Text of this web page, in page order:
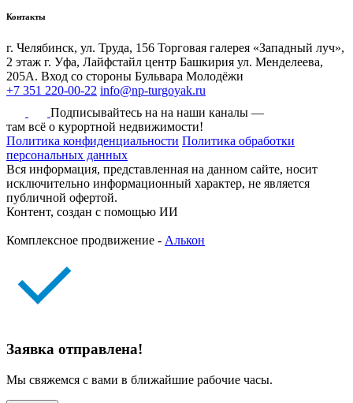
Контакты
г. Челябинск, ул. Труда, 156 Торговая галерея «Западный луч»,
2 этаж г. Уфа, Лайфстайл центр Башкирия ул. Менделеева,
205А. Вход со стороны Бульвара Молодёжи
+7 351 220-00-22 info@np-turgoyak.ru
Подписывайтесь на на наши каналы —
там всё о курортной недвижимости!
Политика конфиденциальности Политика обработки
персональных данных
Вся информация, представленная на данном сайте, носит
исключительно информационный характер, не является
публичной офертой.
Контент, создан с помощью ИИ
Комплексное продвижение - Алькон
Заявка отправлена!
Мы свяжемся с вами в ближайшие рабочие часы.